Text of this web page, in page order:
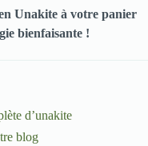
Unakite à votre panier
bienfaisante !
d’unakite
blog